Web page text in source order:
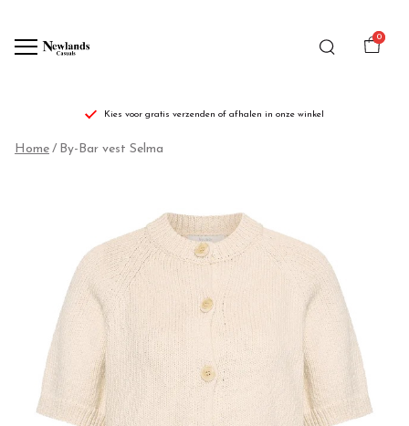
0
Kies voor gratis verzenden of afhalen in onze winkel
By-
Selma
Newlands
Casuals
Home By-Bar vest Selma